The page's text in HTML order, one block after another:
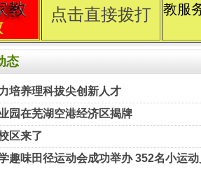
点击直接拨打
教服
态
培养理科拔尖创新人才
园在芜湖空港经济区揭牌
区来了
趣味田径运动会成功举办 352名小运